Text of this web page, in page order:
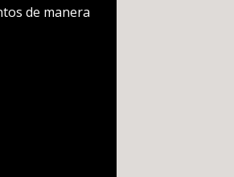
de manera